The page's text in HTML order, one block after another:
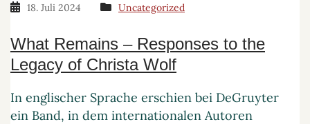
18. Juli 2024 Uncategorized
What Remains – Responses to the
Legacy of Christa Wolf
In englischer Sprache erschien bei DeGruyter
ein Band, in dem internationalen Autoren